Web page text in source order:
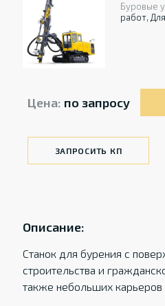
Буровые
работ,
Цена: по запросу
ЗАПРОСИТЬ КП
Описание:
Станок для бурения с
строительства и
также небольших карьеров